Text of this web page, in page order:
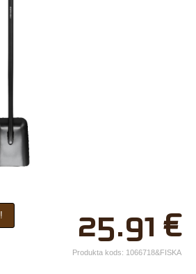
×
Jūsu vārds*
Uzņēmuma
25.91 €
Produkta kods: 1066718&FISKA